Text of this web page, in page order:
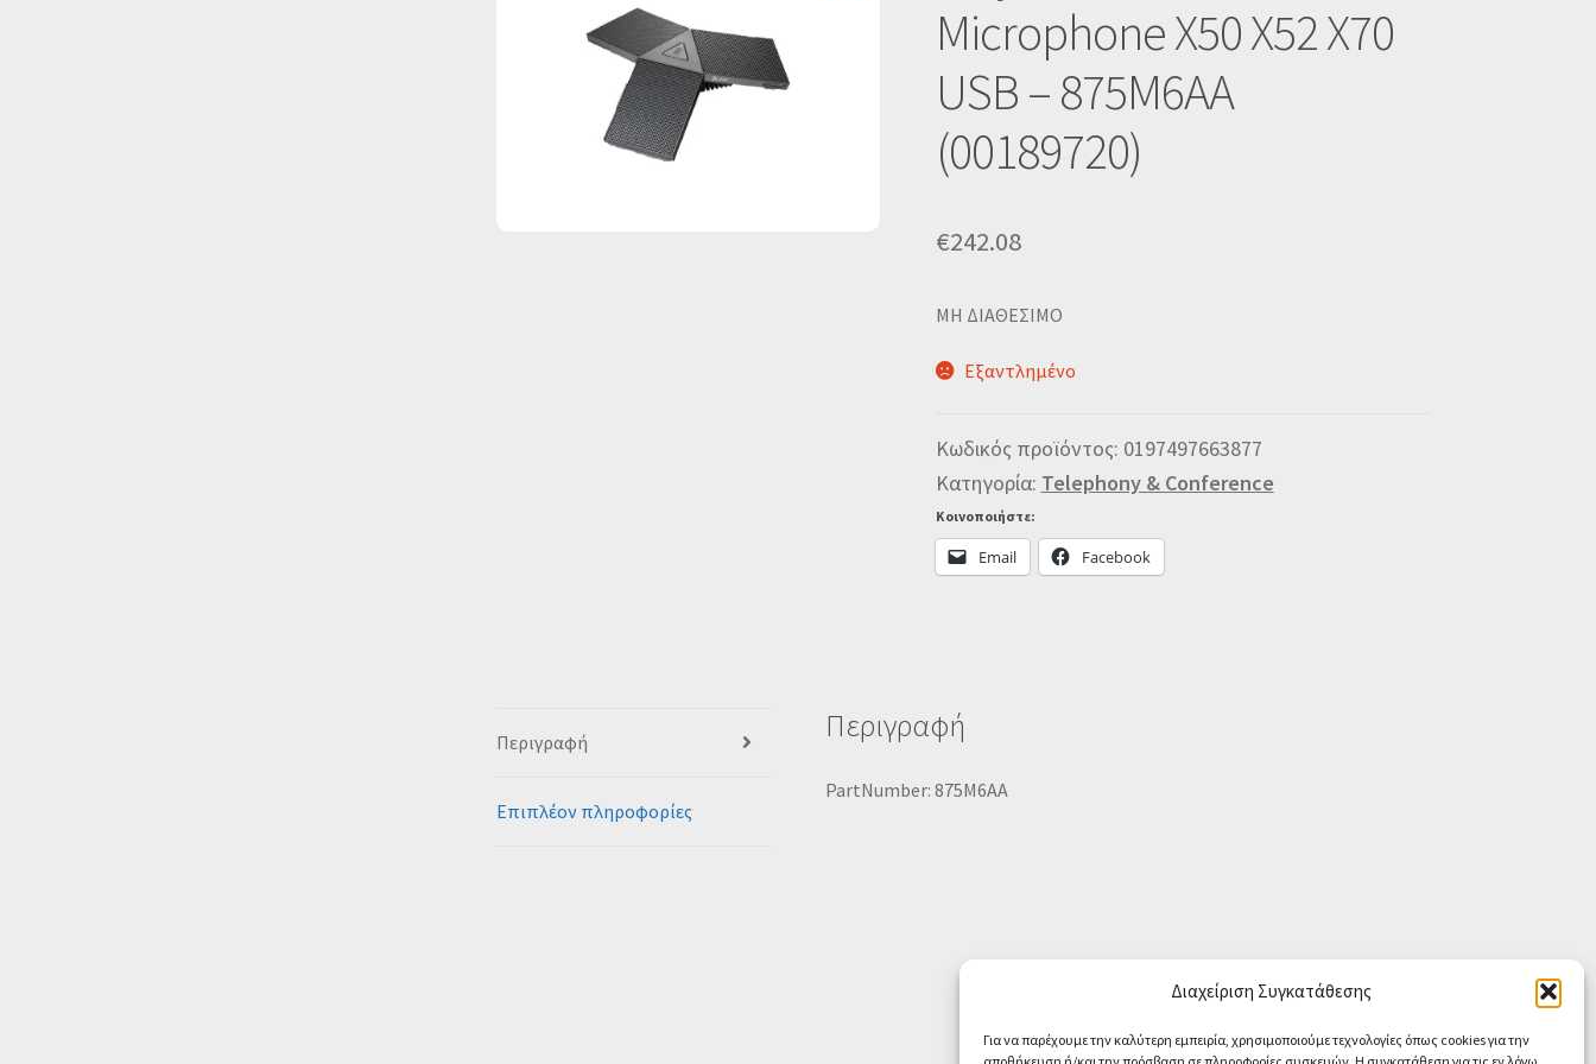
Διαχείριση Συγκατάθεσης
Για να παρέχουμε την καλύτερη εμπειρία, χρησιμοποιούμε τεχνολογίες όπως cookies για την
Microphone X50 X52 X70
USB – 875M6AA
(00189720)
€242.08
ΜΗ ΔΙΑΘΕΣΙΜΟ
Εξαντλημένο
Κωδικός προϊόντος: 0197497663877
Κατηγορία: Telephony & Conference
Κοινοποιήστε:
Email Facebook
Περιγραφή
Επιπλέον πληροφορίες
Περιγραφή
PartNumber: 875M6AA